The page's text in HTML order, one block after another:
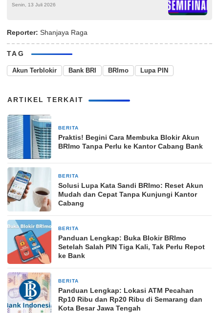
Perebutkan Tiket Final
Senin, 13 Juli 2026
Reporter: Shanjaya Raga
TAG
Akun Terblokir Bank BRI BRImo Lupa PIN
ARTIKEL TERKAIT
BERITA
Praktis! Begini Cara Membuka Blokir Akun
BRImo Tanpa Perlu ke Kantor Cabang Bank
BERITA
Solusi Lupa Kata Sandi BRImo: Reset Akun
Mudah dan Cepat Tanpa Kunjungi Kantor
Cabang
BERITA
Panduan Lengkap: Buka Blokir BRImo
Setelah Salah PIN Tiga Kali, Tak Perlu Repot
ke Bank
BERITA
Panduan Lengkap: Lokasi ATM Pecahan
Rp10 Ribu dan Rp20 Ribu di Semarang dan
Kota Besar Jawa Tengah